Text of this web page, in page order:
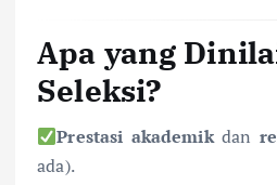
Apa yang
Seleksi?
Prestasi akademikdan
ada).